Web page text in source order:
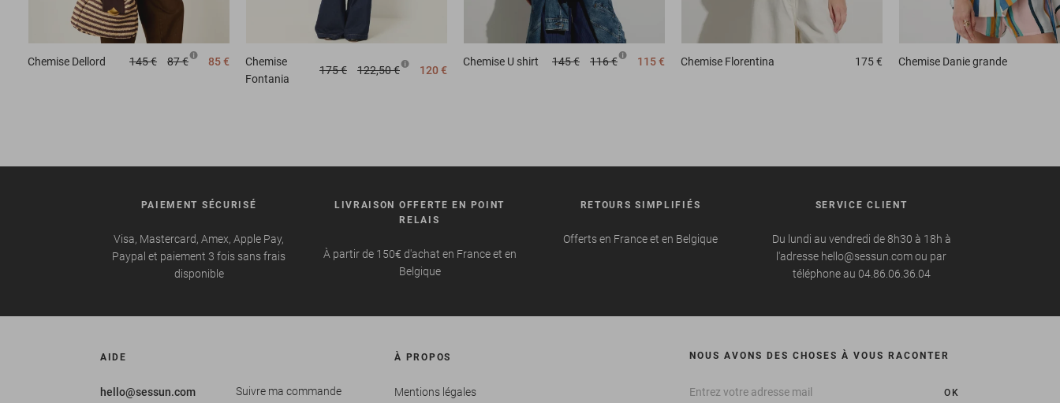
Chemise Dellord 145 € 87 € 85 €
Chemise
Fontania
175 € 122,50 € 120 €
Chemise U shirt 145 € 116 € 115 € Chemise Florentina 175 € Chemise Danie grande
PAIEMENT SÉCURISÉ
Visa, Mastercard, Amex, Apple Pay,
Paypal et paiement 3 fois sans frais
disponible
LIVRAISON OFFERTE EN POINT
RELAIS
À partir de 150€ d'achat en France et en
Belgique
RETOURS SIMPLIFIÉS
Offerts en France et en Belgique
SERVICE CLIENT
Du lundi au vendredi de 8h30 à 18h à
l'adresse hello@sessun.com ou par
téléphone au 04.86.06.36.04
AIDE
hello@sessun.com
Suivre ma commande
À PROPOS
Mentions légales
NOUS AVONS DES CHOSES À VOUS RACONTER
OK